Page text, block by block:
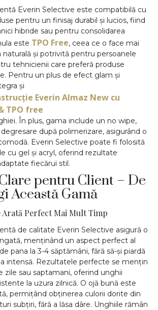
Everin Selective este compatibilă cu
pentru un finisaj durabil și lucios, fiind
hibride sau pentru consolidarea
este TPO Free, ceea ce o face mai
naturală și potrivită pentru persoanele
tehnicienii care preferă produse
Pentru un plus de efect glam și
și
Everin Almaz New cu
TPO free
În plus, gama include un no wipe,
după polimerizare, asigurând o
Everin Selective poate fi folosită
cu gel și acryl, oferind rezultate
fiecărui stil.
pentru Client – De
Această Gamă
Perfect Mai Mult Timp
de calitate Everin Selective asigură o
menținând un aspect perfect al
pana la 3-4 săptămâni, fără să-și piardă
intensă. Rezultatele perfecte se mențin
sau saptamani, oferind unghii
la uzura zilnică. O ojă bună este
permițând obținerea culorii dorite din
subțiri, fără a lăsa dâre. Unghiile rămân